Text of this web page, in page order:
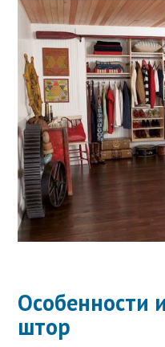
Особенности
штор